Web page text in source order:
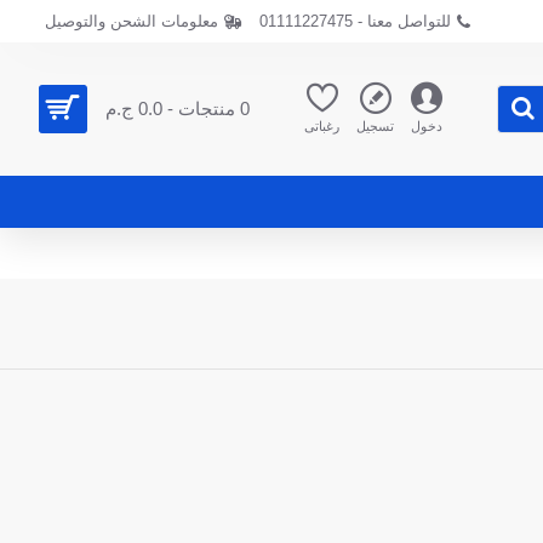
للتواصل معنا - 01111227475 معلومات الشحن والتوصيل
دخول تسجيل رغباتى
0 منتجات - 0.0 ج.م